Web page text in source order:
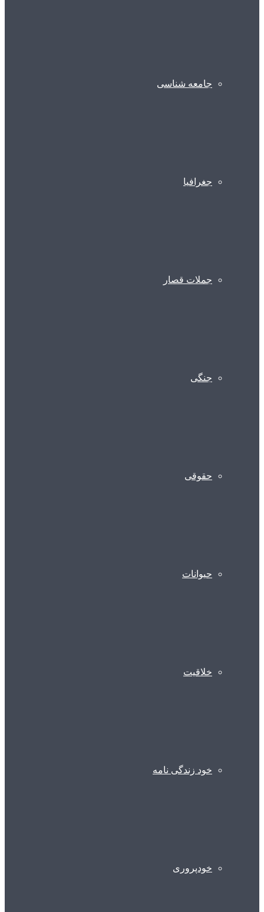
جامعه شناسی
جغرافیا
جملات قصار
جنگی
حقوقی
حیوانات
خلاقیت
خود زندگی نامه
خودپروری